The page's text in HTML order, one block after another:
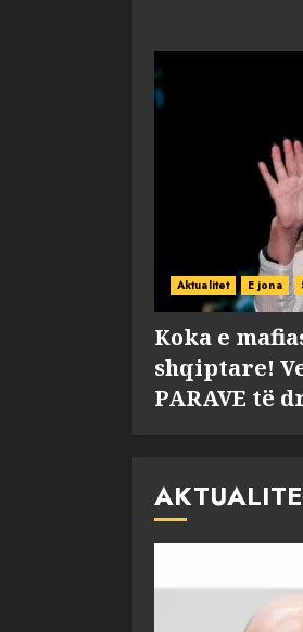
Aktualitet E jona
Koka e
shqiptare!
PARAVE të